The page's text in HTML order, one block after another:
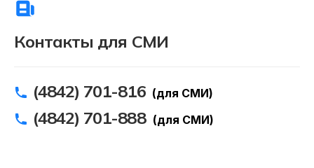
Контакты для СМИ
(4842) 701-816 (для СМИ)
(4842) 701-888 (для СМИ)
Полезное